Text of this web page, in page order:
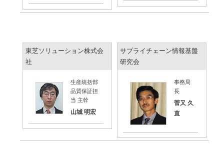
東芝ソリューション株式会
社
生産統括部
品質保証担
当 主幹
山城 明宏
サプライチェーン情報基盤
研究会
事務局
長
菅又 久
直